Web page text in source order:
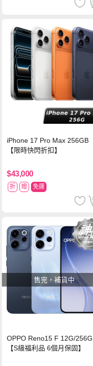
iPhone 17 Pro Max 256GB
【限時快閃折扣】
$43,000
折 贈 免運
售完，補貨中
OPPO Reno15 F 12G/256G
【S級福利品 6個月保固】